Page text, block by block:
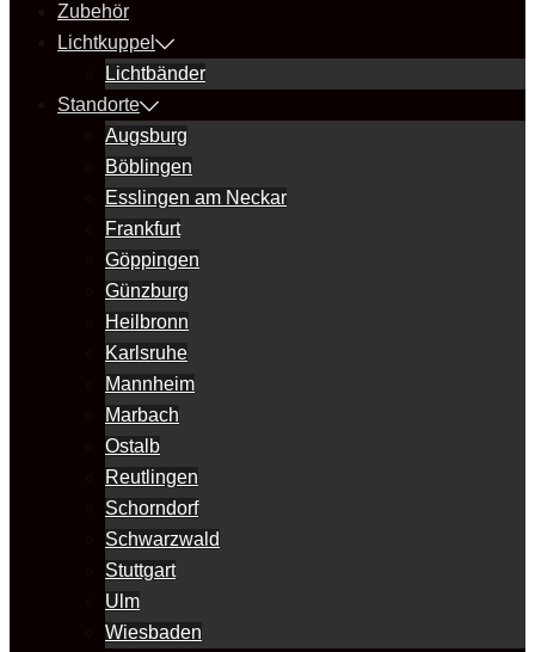
Zubehör
Lichtkuppel
Lichtbänder
Standorte
Augsburg
Böblingen
Esslingen am Neckar
Frankfurt
Göppingen
Günzburg
Heilbronn
Karlsruhe
Mannheim
Marbach
Ostalb
Reutlingen
Schorndorf
Schwarzwald
Stuttgart
Ulm
Wiesbaden